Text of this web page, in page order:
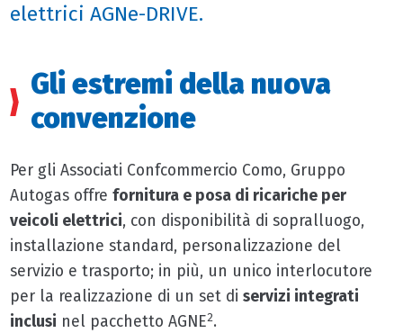
elettrici AGNe-DRIVE.
Gli estremi della nuova
convenzione
Per gli Associati Confcommercio Como, Gruppo
Autogas offre fornitura e posa di ricariche per
veicoli elettrici, con disponibilità di sopralluogo,
installazione standard, personalizzazione del
servizio e trasporto; in più, un unico interlocutore
per la realizzazione di un set di servizi integrati
inclusi nel pacchetto AGNE2.